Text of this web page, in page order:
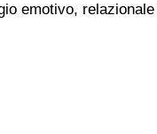
emotivo,